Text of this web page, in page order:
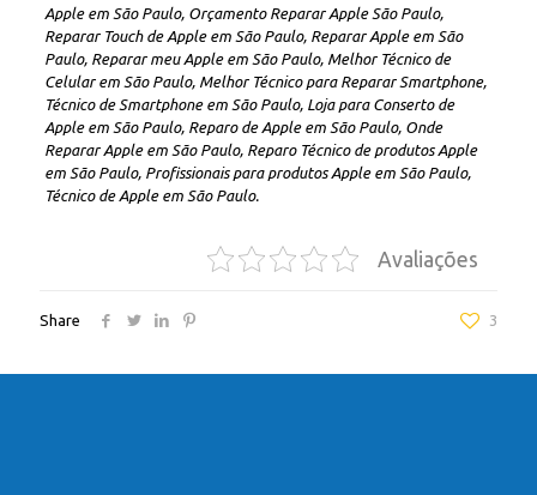
Apple em São Paulo, Orçamento Reparar Apple São Paulo,
Reparar Touch de Apple em São Paulo, Reparar Apple em São
Paulo, Reparar meu Apple em São Paulo, Melhor Técnico de
Celular em São Paulo, Melhor Técnico para Reparar Smartphone,
Técnico de Smartphone em São Paulo, Loja para Conserto de
Apple em São Paulo, Reparo de Apple em São Paulo, Onde
Reparar Apple em São Paulo, Reparo Técnico de produtos Apple
em São Paulo, Profissionais para produtos Apple em São Paulo,
Técnico de Apple em São Paulo.
Avaliações
Share 3